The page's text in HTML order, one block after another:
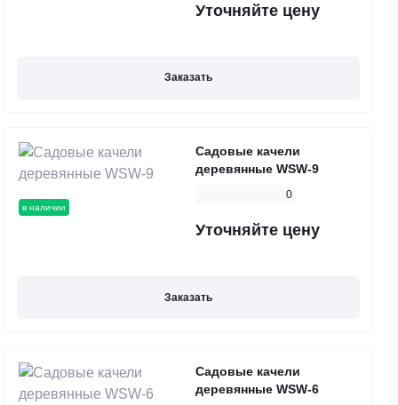
Уточняйте цену
Заказать
в наличии
Садовые качели
деревянные WSW-9
0
Уточняйте цену
Заказать
Садовые качели
деревянные WSW-6